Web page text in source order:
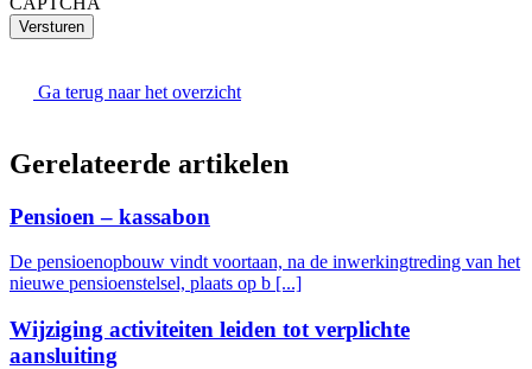
Versturen
Ga terug naar het overzicht
Gerelateerde artikelen
Pensioen – kassabon
De pensioenopbouw vindt voortaan, na de inwerkingtreding van het
nieuwe pensioenstelsel, plaats op b [...]
Wijziging activiteiten leiden tot verplichte
aansluiting